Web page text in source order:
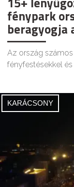
fénypark
beragyogja
Az ország
fényfestésekkel
KARÁCSONY